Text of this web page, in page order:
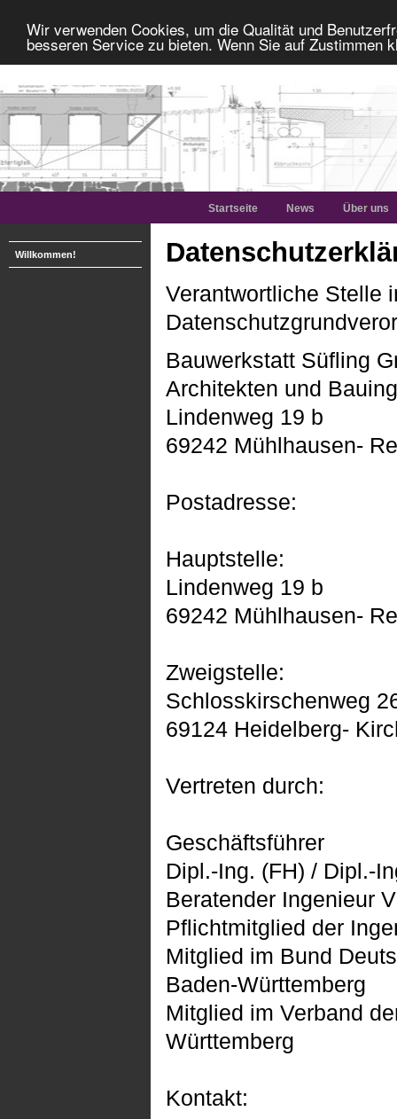
Wir verwenden Cookies, um die Qualität und
besseren Service zu bieten. Wenn Sie auf
Startseite News Über uns
Willkommen!
Verantwortliche Stelle
Bauwerkstatt Süfling
Architekten und
Lindenweg 19 b
69242 Mühlhausen-
Postadresse:
Hauptstelle:
Lindenweg 19 b
69242 Mühlhausen-
Zweigstelle:
Schlosskirschenweg
69124 Heidelberg-
Vertreten durch:
Geschäftsführer
Dipl.-Ing. (FH) / Dipl.-
Beratender Ingenieur
Pflichtmitglied der
Mitglied im Bund
Baden-Württemberg
Mitglied im Verband
Württemberg
Kontakt: